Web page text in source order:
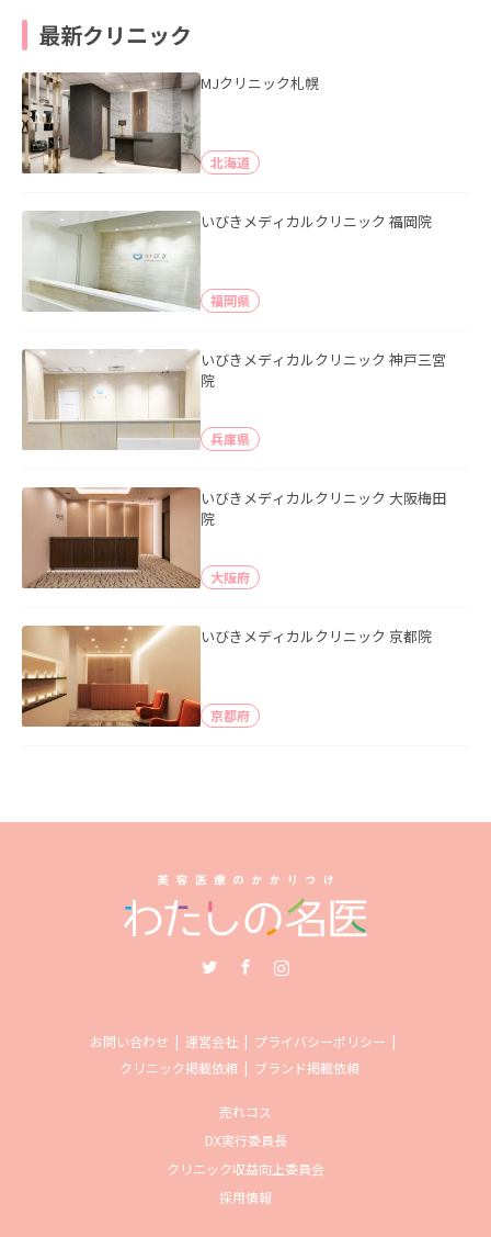
最新クリニック
MJクリニック札幌
北海道
いびきメディカルクリニック 福岡院
福岡県
いびきメディカルクリニック 神戸三宮
院
兵庫県
いびきメディカルクリニック 大阪梅田
院
大阪府
いびきメディカルクリニック 京都院
京都府
お問い合わせ 運営会社
プライバシーポリシー
クリニック掲載依頼
ブランド掲載依頼
売れコス
DX実行委員長
クリニック収益向上委員会
採用情報